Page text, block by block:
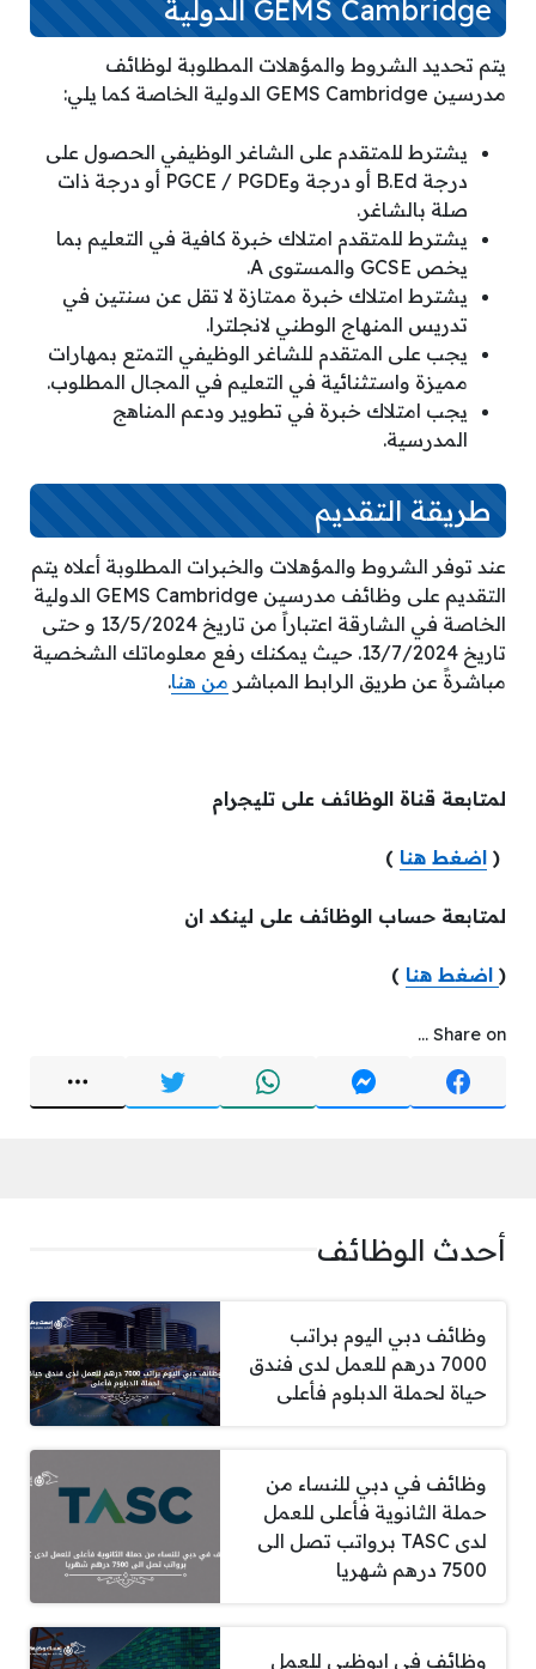
GEMS Cambridge الدولية
يتم تحديد الشروط والمؤهلات المطلوبة لوظائف
مدرسين GEMS Cambridge الدولية الخاصة كما يلي:
يشترط للمتقدم على الشاغر الوظيفي الحصول على
درجة B.Ed أو درجة وPGCE / PGDE أو درجة ذات
صلة بالشاغر.
يشترط للمتقدم امتلاك خبرة كافية في التعليم بما
يخص GCSE والمستوى A.
يشترط امتلاك خبرة ممتازة لا تقل عن سنتين في
تدريس المنهاج الوطني لانجلترا.
يجب على المتقدم للشاغر الوظيفي التمتع بمهارات
مميزة واستثنائية في التعليم في المجال المطلوب.
يجب امتلاك خبرة في تطوير ودعم المناهج
المدرسية.
طريقة التقديم
عند توفر الشروط والمؤهلات والخبرات المطلوبة أعلاه يتم
التقديم على وظائف مدرسين GEMS Cambridge الدولية
الخاصة في الشارقة اعتباراً من تاريخ 13/5/2024 و حتى
تاريخ 13/7/2024. حيث يمكنك رفع معلوماتك الشخصية
مباشرةً عن طريق الرابط المباشر من هنا.
لمتابعة قناة الوظائف على تليجرام
( اضغط هنا )
لمتابعة حساب الوظائف على لينكد ان
( اضغط هنا )
Share on ...
أحدث الوظائف
وظائف دبي اليوم براتب
7000 درهم للعمل لدى فندق
حياة لحملة الدبلوم فأعلى
وظائف في دبي للنساء من
حملة الثانوية فأعلى للعمل
لدى TASC برواتب تصل الى
7500 درهم شهريا
وظائف في ابوظبي للعمل